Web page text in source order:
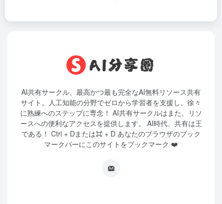
AI共有サークル、最高かつ最も完全なAI無料リソース共有
サイト。人工知能の分野でゼロから学習者を支援し、徐々
に熟練へのステップに専念！ AI共有サークルはまた、リソ
ースへの便利なアクセスを提供します。 AI時代、共有は王
である！ Ctrl + Dまたは⌘ + D あなたのブラウザのブック
マークバーにこのサイトをブックマーク ❤️